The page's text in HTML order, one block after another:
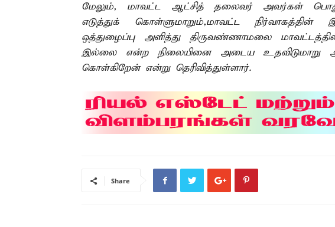
மேலும், மாவட்ட ஆட்சித் தலைவர் அவர்கள்
எடுத்துக் கொள்ளுமாறும்,மாவட்ட நிர்வாகத்தின்
ஒத்துழைப்பு அளித்து திருவண்ணாமலை
இல்லை என்ற நிலையினை அடைய உதவிடுமாறு
கொள்கிறேன் என்று தெரிவித்துள்ளார்.
Share